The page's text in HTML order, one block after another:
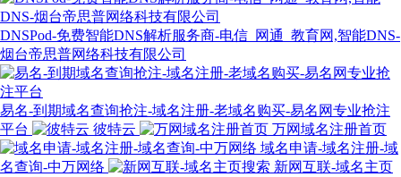
DNSPod-免费智能DNS解析服务商-电信_网通_教育网,智能DNS-
烟台帝思普网络科技有限公司
易名-到期域名查询抢注-域名注册-老域名购买-易名网专业抢注
平台
彼特云
万网域名注册首页
域名申请-域名注册-域
名查询-中万网络
新网互联-域名主页